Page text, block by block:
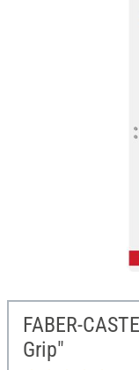
FABER-
Grip"